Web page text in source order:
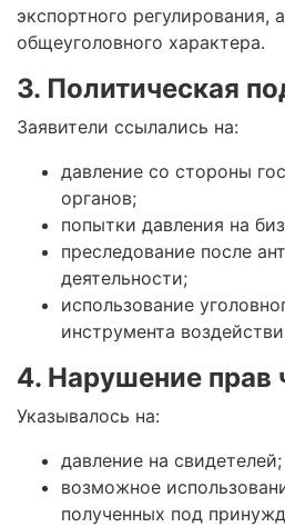
экспортного регулирования,
общеуголовного характера.
3. Политическая
Заявители ссылались на:
давление со стороны
органов;
попытки давления на
преследование после
деятельности;
использование
инструмента
4. Нарушение прав
Указывалось на:
давление на свидетелей;
возможное
полученных под